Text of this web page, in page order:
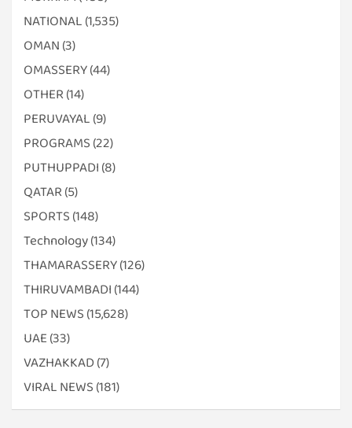
NATIONAL (1,535)
OMAN (3)
OMASSERY(44)
OTHER (14)
PERUVAYAL (9)
PROGRAMS (22)
PUTHUPPADI (8)
QATAR (5)
SPORTS (148)
Technology(134)
THAMARASSERY(126)
THIRUVAMBADI (144)
TOP NEWS (15,628)
UAE (33)
VAZHAKKAD(7)
VIRAL NEWS (181)